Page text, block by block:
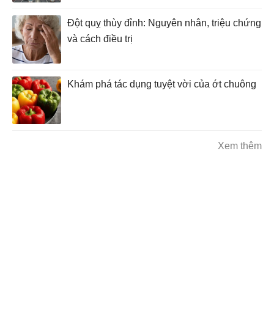
Đột quỵ thùy đỉnh: Nguyên nhân, triệu chứng
và cách điều trị
Khám phá tác dụng tuyệt vời của ớt chuông
Xem thêm